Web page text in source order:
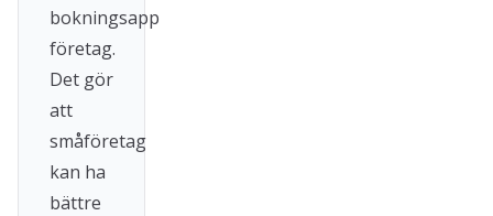
bokningsapp
företag.
Det gör
att
småföretag
kan ha
bättre